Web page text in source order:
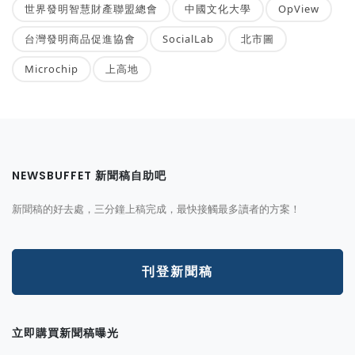
世界發明智慧財產聯盟總會 中國文化大學 OpView
台灣發明商品促進協會 SocialLab 北市圖
Microchip 上高地
NEWSBUFFET 新聞稿自助吧
新聞稿的好去處，三分鐘上稿完成，最快接觸最多讀者的方案！
刊登新聞稿
立即購買新聞稿曝光